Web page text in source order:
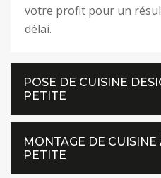
votre profit pour un
délai.
POSE DE CUISINE
PETITE
MONTAGE DE
PETITE